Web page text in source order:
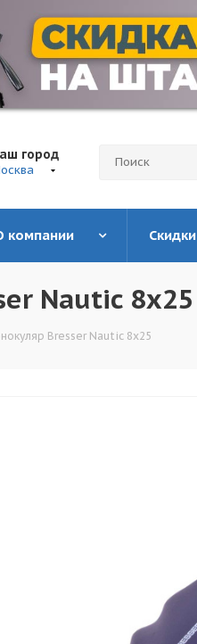
город
компании Скидки
Nautic 8x25
Bresser Nautic 8x25